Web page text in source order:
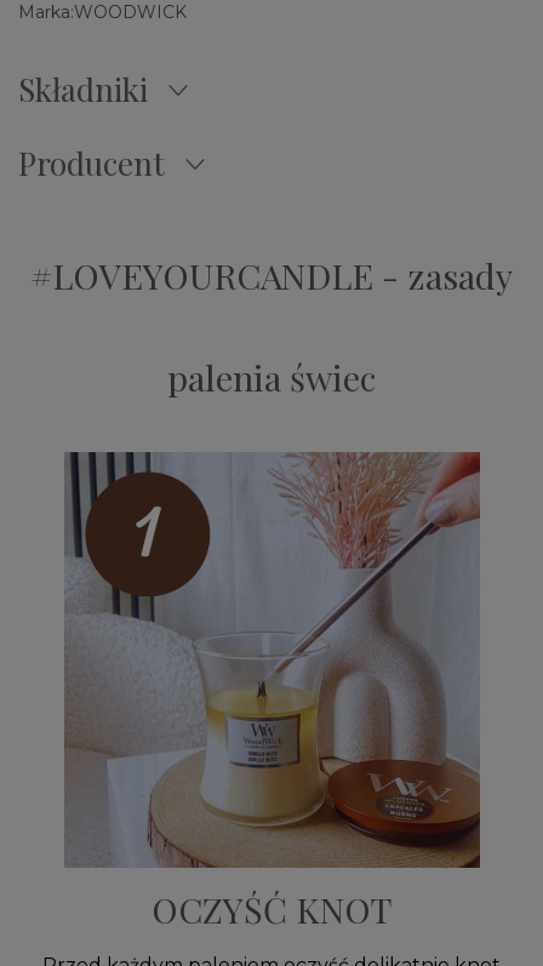
Marka:WOODWICK
Składniki
Producent
#LOVEYOURCANDLE - zasady
palenia świec
OCZYŚĆ KNOT